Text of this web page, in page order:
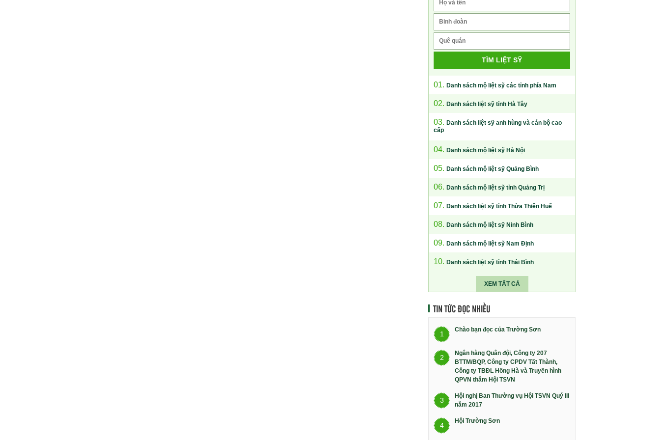
TÌM LIỆT SỸ
01. Danh sách mộ liệt sỹ các tỉnh phía Nam
02. Danh sách liệt sỹ tỉnh Hà Tây
03. Danh sách liệt sỹ anh hùng và cán bộ cao
cấp
04. Danh sách mộ liệt sỹ Hà Nội
05. Danh sách mộ liệt sỹ Quảng Bình
06. Danh sách mộ liệt sỹ tỉnh Quảng Trị
07. Danh sách liệt sỹ tỉnh Thừa Thiên Huế
08. Danh sách mộ liệt sỹ Ninh Bình
09. Danh sách mộ liệt sỹ Nam Định
10. Danh sách liệt sỹ tỉnh Thái Bình
XEM TẤT CẢ
TIN TỨC ĐỌC NHIỀU
1
Chào bạn đọc của Trường Sơn
2
Ngân hàng Quân đội, Công ty 207
BTTM/BQP, Công ty CPDV Tất Thành,
Công ty TBĐL Hồng Hà và Truyền hình
QPVN thăm Hội TSVN
3
Hội nghị Ban Thường vụ Hội TSVN Quý III
năm 2017
4
Hội Trường Sơn